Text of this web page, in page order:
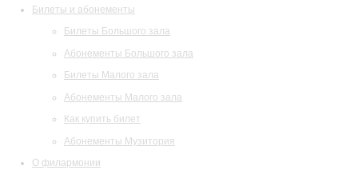
Билеты и абонементы
Билеты Большого зала
Абонементы Большого зала
Билеты Малого зала
Абонементы Малого зала
Как купить билет
Абонементы Музитория
О филармонии